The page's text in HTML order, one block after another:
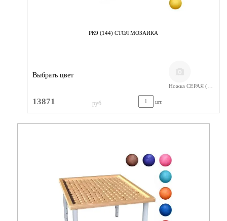
РК9 (144) СТОЛ МОЗАИКА
Выбрать цвет
13871 руб шт.